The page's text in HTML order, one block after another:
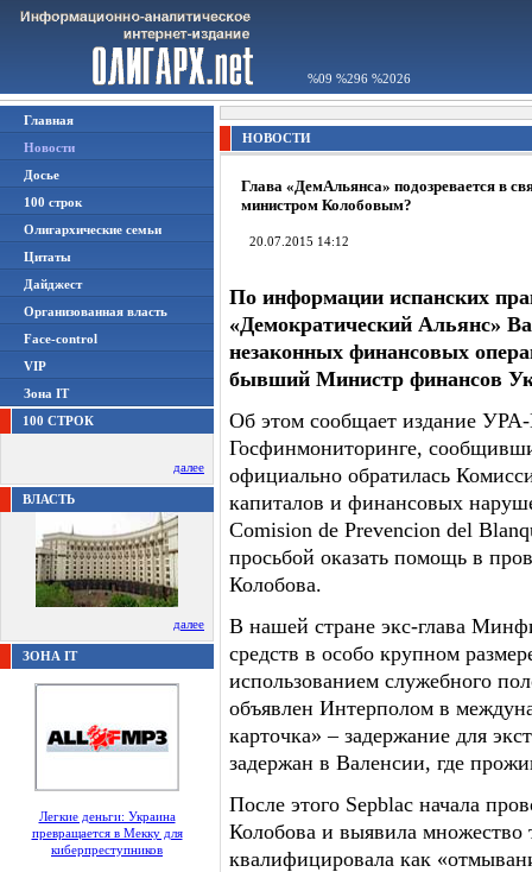
%09 %296 %2026
Главная
Новости
Досье
100 строк
Олигархические семьи
Цитаты
Дайджест
Организованная власть
Face-control
VIP
Зона IT
100 СТРОК
далее
ВЛАСТЬ
далее
ЗОНА IT
Легкие деньги: Украина
превращается в Мекку для
киберпреступников
НОВОСТИ
Глава «ДемАльянса» подозревается в
министром Колобовым?
20.07.2015 14:12
По информации испанских
«Демократический Альянс»
незаконных финансовых
бывший Министр финансов
Об этом сообщает издание
Госфинмониторинге,
официально обратилась
капиталов и финансовых
Comision de Prevencion del
просьбой оказать помощь в
Колобова.
В нашей стране экс-глава
средств в особо крупном
использованием служебного
объявлен Интерполом в
карточка» – задержание для
задержан в Валенсии, где
После этого Sepblac начала
Колобова и выявила
квалифицировала как